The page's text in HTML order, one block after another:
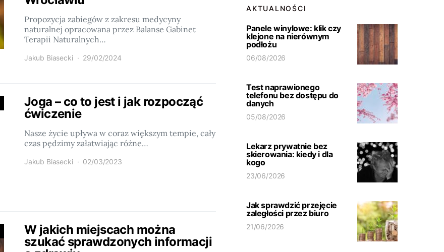
Propozycja zabiegów z zakresu medycyny
naturalnej opracowana przez Balanse Gabinet
Terapii Naturalnych…
Jakub Biasecki 29/02/2024
Joga – co to jest i jak rozpocząć
ćwiczenie
Nasze życie upływa w coraz większym tempie, cały
czas pędzimy załatwiając różne…
Jakub Biasecki 02/03/2023
W jakich miejscach można
szukać sprawdzonych informacji
AKTUALNOŚCI
Panele winylowe: klik czy
klejone na nierównym
podłożu
06/08/2026
Test naprawionego
telefonu bez dostępu do
danych
05/08/2026
Lekarz prywatnie bez
skierowania: kiedy i dla
kogo
23/06/2026
Jak sprawdzić przejęcie
zaległości przez biuro
21/06/2026